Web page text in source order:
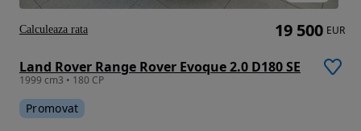
Land Rover Range Rover Evoque 2.0 D180 SE
1999 cm3 • 180 CP
Promovat
19 500 EUR
Calculeaza rata